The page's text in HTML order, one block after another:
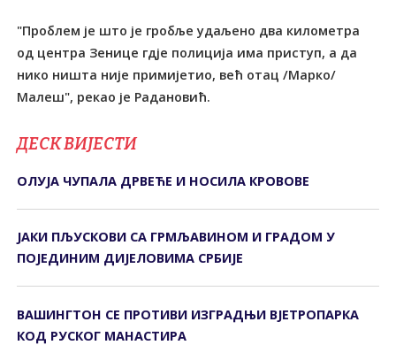
"Проблем је што је гробље удаљено два километра
од центра Зенице гдје полиција има приступ, а да
нико ништа није примијетио, већ отац /Марко/
Малеш", рекао је Радановић.
ДЕСК ВИЈЕСТИ
ОЛУЈА ЧУПАЛА ДРВЕЋЕ И НОСИЛА КРОВОВЕ
ЈАКИ ПЉУСКОВИ СА ГРМЉАВИНОМ И ГРАДОМ У
ПОЈЕДИНИМ ДИЈЕЛОВИМА СРБИЈЕ
ВАШИНГТОН СЕ ПРОТИВИ ИЗГРАДЊИ ВЈЕТРОПАРКА
КОД РУСКОГ МАНАСТИРА